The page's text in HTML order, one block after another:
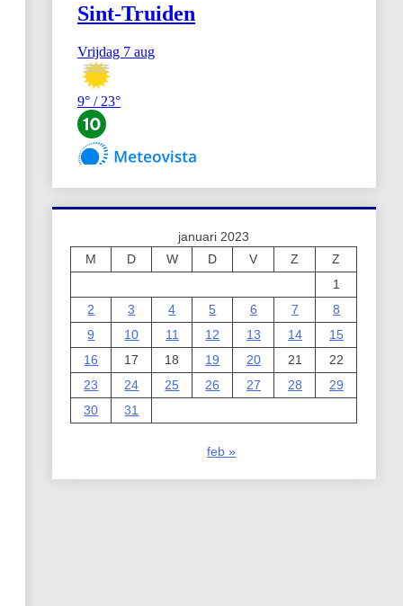
januari 2023
M
D W D V Z
Z
1
2
3 4 5 6 7
8
9
10 11 12 13 14
15
16
17 18 19 20 21
22
23
24 25 26 27 28
29
30
31
feb »